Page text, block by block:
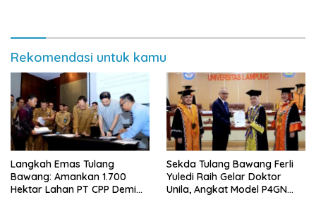
Rekomendasi untuk kamu
Langkah Emas Tulang
Bawang: Amankan 1.700
Hektar Lahan PT CPP Demi
Sekda Tulang Bawang Ferli
Yuledi Raih Gelar Doktor
Unila, Angkat Model P4GN